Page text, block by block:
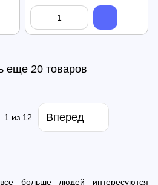
еще 20 товаров
1 из 12 Вперед
больше людей интересуются